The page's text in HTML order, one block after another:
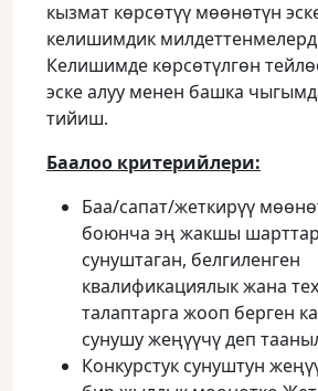
кызмат көрсөтүү мөөнөтүн
келишимдик
Келишимде көрсөтүлгөн
эске алуу менен башка
тийиш.
Баалоо критерийлери:
Баа/сапат/жеткирүү
боюнча эң жакшы
сунуштаган, белгиленген
квалификациялык жана
талаптарга жооп берген
сунушу жеңүүчү деп
Конкурстук сунуштун